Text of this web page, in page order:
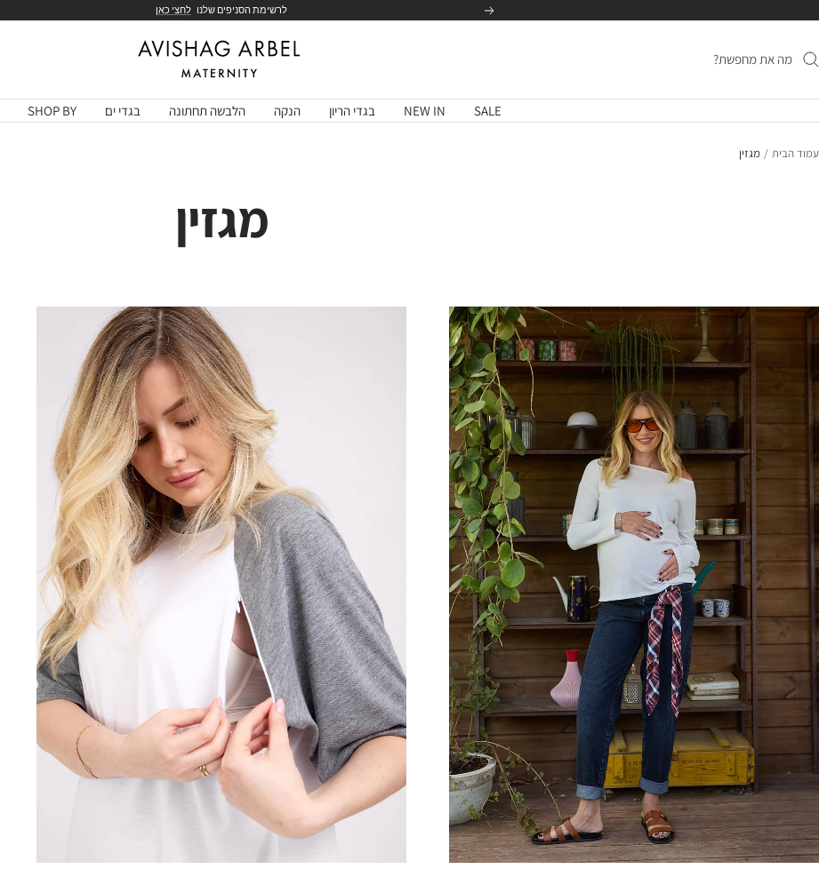
הקודם לרשימת הסניפים שלנו לחצי כאן
Avishag
SALE
NEW IN בגדי הריון הנקה הלבשה תחתונה בגדי ים SHOP BY
עמוד הבית מגזין
מגזין